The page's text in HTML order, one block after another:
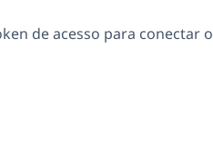
de acesso para conectar o